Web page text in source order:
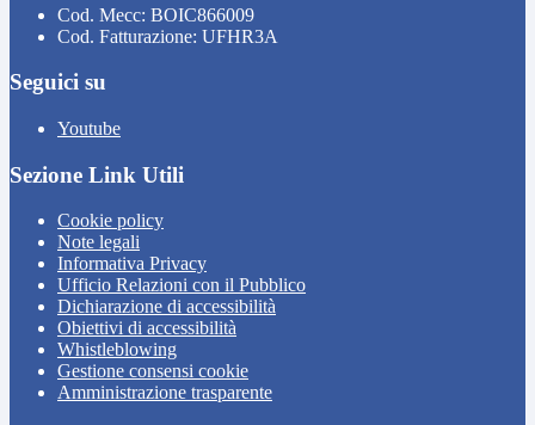
Cod. Mecc: BOIC866009
Cod. Fatturazione: UFHR3A
Seguici su
Youtube
Sezione Link Utili
Cookie policy
Note legali
Informativa Privacy
Ufficio Relazioni con il Pubblico
Dichiarazione di accessibilità
Obiettivi di accessibilità
Whistleblowing
Gestione consensi cookie
Amministrazione trasparente